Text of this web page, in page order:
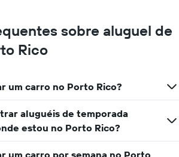
sobre aluguel de
Rico
um carro no Porto Rico?
aluguéis de temporada
estou no Porto Rico?
um carro por semana no Porto